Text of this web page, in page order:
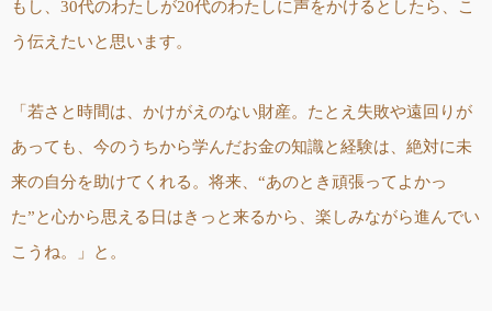
もし、30代のわたしが20代のわたしに声をかけるとしたら、こ
う伝えたいと思います。
「若さと時間は、かけがえのない財産。たとえ失敗や遠回りが
あっても、今のうちから学んだお金の知識と経験は、絶対に未
来の自分を助けてくれる。将来、“あのとき頑張ってよかっ
た”と心から思える日はきっと来るから、楽しみながら進んでい
こうね。」と。